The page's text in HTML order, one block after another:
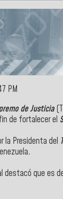
PM
de Justicia
de fortalecer el
la Presidenta del
destacó que es